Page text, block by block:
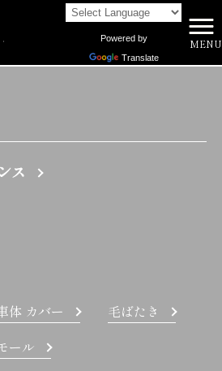
Powered by
Translate
MENU
600 | 株式会社向島自動車用品製作所
ス
体 カバー
毛ばたき
ール